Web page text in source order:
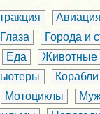
Глаза
Города и
Еда
Животные
Корабли
Мотоциклы